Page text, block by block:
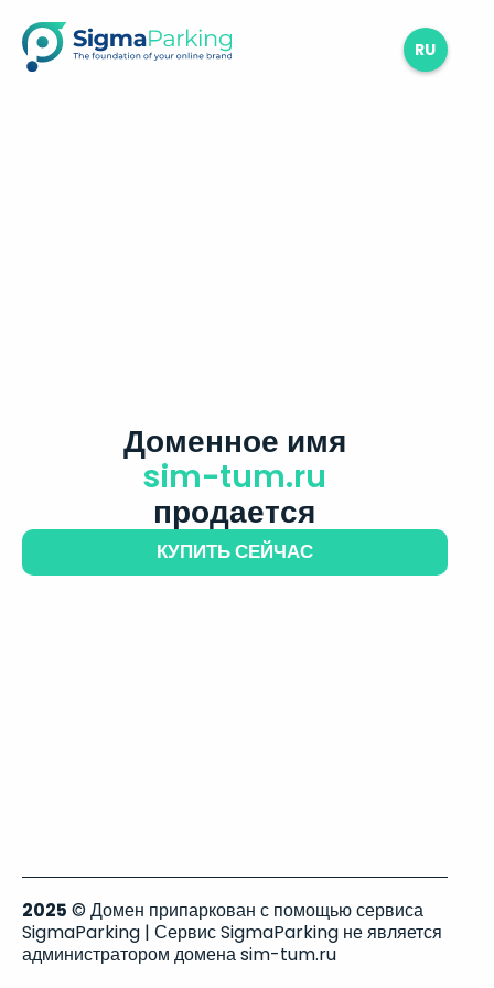
RU
Доменное имя
sim-tum.ru
продается
КУПИТЬ СЕЙЧАС
2025 © Домен припаркован с помощью сервиса
SigmaParking | Сервис SigmaParking не является
администратором домена sim-tum.ru